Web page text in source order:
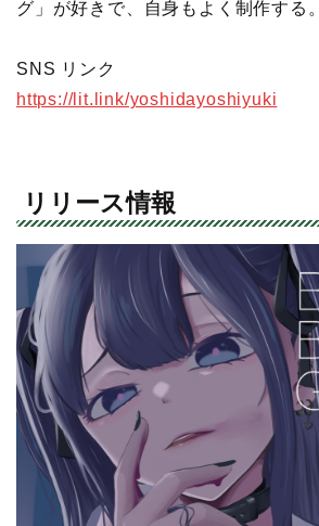
グ」が好きで、自身もよく制作する。
SNS リンク
https://lit.link/yoshidayoshiyuki
リリース情報